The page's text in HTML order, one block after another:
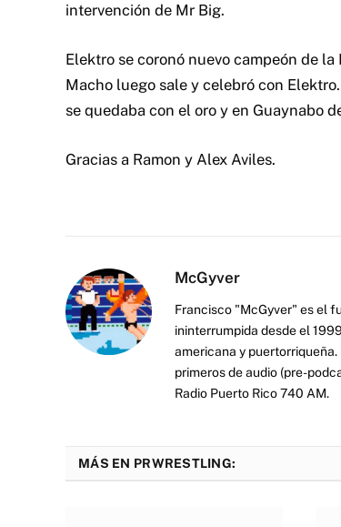
intervención de Mr Big.
Elektro se coronó nuevo campeón de
Macho luego sale y celebró con
se quedaba con el oro y en Guaynabo
Gracias a Ramon y Alex Aviles.
McGyver
Francisco "McGyver" es el
ininterrumpida desde el
americana y
primeros de audio (pre-
Radio Puerto Rico 740 AM.
MÁS EN PRWRESTLING: